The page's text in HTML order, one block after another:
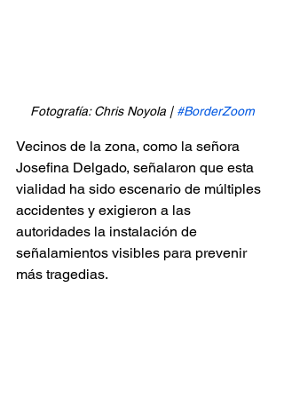
Fotografía: Chris Noyola | #BorderZoom
Vecinos de la zona, como la señora
Josefina Delgado, señalaron que esta
vialidad ha sido escenario de múltiples
accidentes y exigieron a las
autoridades la instalación de
señalamientos visibles para prevenir
más tragedias.